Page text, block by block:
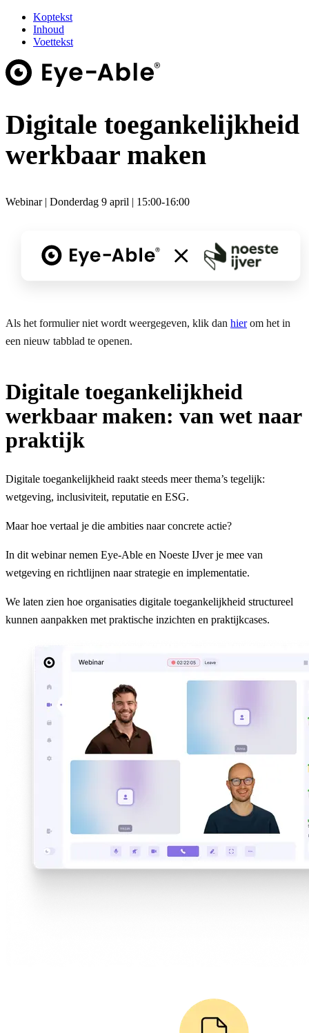
Koptekst
Inhoud
Voettekst
Digitale toegankelijkheid
werkbaar maken
Webinar | Donderdag 9 april | 15:00-16:00
Als het formulier niet wordt weergegeven, klik dan hierom het in
een nieuw tabblad te openen.
Digitale toegankelijkheid
werkbaar maken: van wet naar
praktijk
Digitale toegankelijkheid raakt steeds meer thema’s tegelijk:
wetgeving, inclusiviteit, reputatie en ESG.
Maar hoe vertaal je die ambities naar concrete actie?
In dit webinar nemen Eye-Able en Noeste IJver je mee van
wetgeving en richtlijnen naar strategie en implementatie.
We laten zien hoe organisaties digitale toegankelijkheid structureel
kunnen aanpakken met praktische inzichten en praktijkcases.